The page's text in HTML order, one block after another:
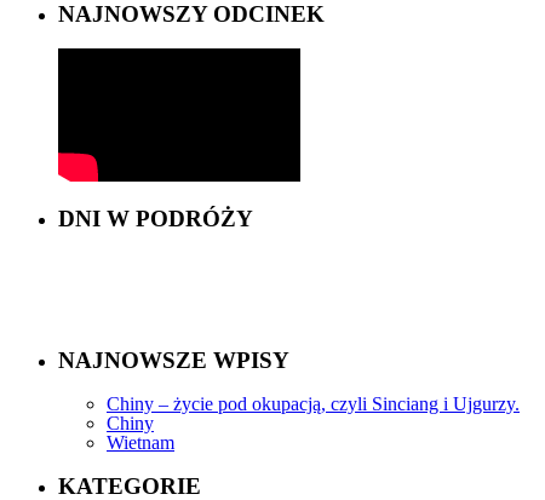
NAJNOWSZY ODCINEK
DNI W PODRÓŻY
NAJNOWSZE WPISY
Chiny – życie pod okupacją, czyli Sinciang i Ujgurzy.
Chiny
Wietnam
KATEGORIE